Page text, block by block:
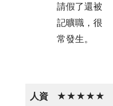
請假了還被
記曠職，很
常發生。
人資
★★★★★